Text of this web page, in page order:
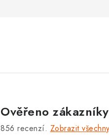
Ověřeno zákazníky
856 recenzí. Zobrazit